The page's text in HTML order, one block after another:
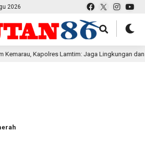
2026
Kapolres Lamtim: Jaga Lingkungan dan Hindari